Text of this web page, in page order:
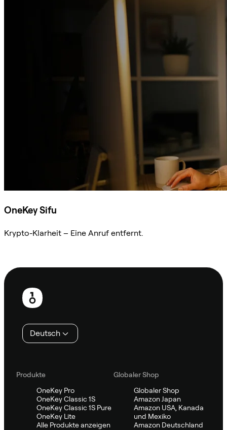
OneKey Sifu
Krypto-Klarheit – Eine Anruf entfernt.
Fußzeile
Deutsch
Produkte
OneKey Pro
OneKey Classic 1S
OneKey Classic 1S Pure
OneKey Lite
Alle Produkte anzeigen
Globaler Shop
Globaler Shop
Amazon Japan
Amazon USA, Kanada
und Mexiko
Amazon Deutschland